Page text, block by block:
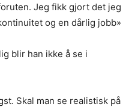
Jeg fikk gjort det jeg
og en dårlig jobb»
blir han ikke å se i
Skal man se realistisk på